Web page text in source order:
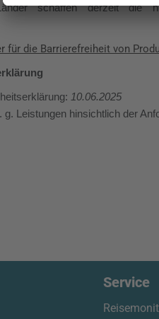
schaffen derzeit die
für die Barrierefreiheit von
10.06.2025
Leistungen hinsichtlich der
Service